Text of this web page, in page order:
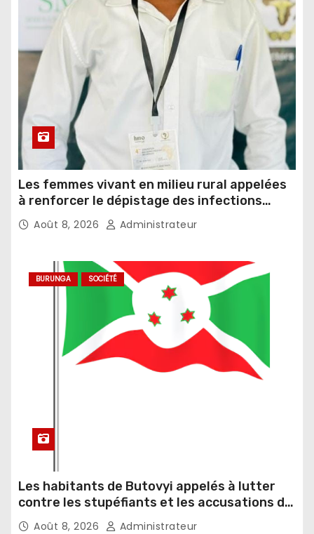
Les femmes vivant en milieu rural appelées
à renforcer le dépistage des infections
sexuellement transmissibles
Août 8, 2026 Administrateur
BURUNGA SOCIÉTÉ
Les habitants de Butovyi appelés à lutter
contre les stupéfiants et les accusations de
sorcellerie
Août 8, 2026 Administrateur